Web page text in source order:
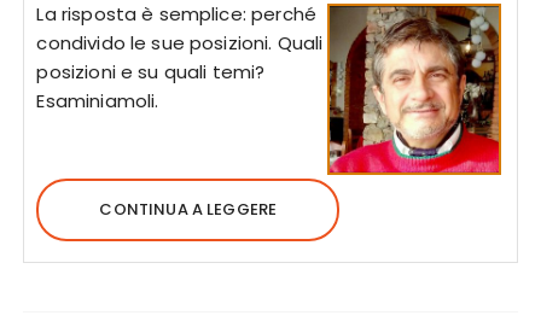
La risposta è semplice: perché
condivido le sue posizioni. Quali
posizioni e su quali temi?
Esaminiamoli.
CONTINUA A LEGGERE